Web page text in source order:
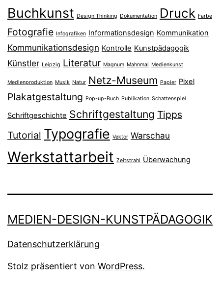
Buchkunst Design Thinking Dokumentation Druck Farbe
Fotografie Infografiken Informationsdesign Kommunikation
Kommunikationsdesign Kontrolle Kunstpädagogik
Künstler Leipzig Literatur Magnum Mahnmal Medienkunst
Medienproduktion Musik Natur Netz-Museum Papier Pixel
Plakatgestaltung Pop-up-Buch Publikation Schattenspiel
Schriftgeschichte Schriftgestaltung Tipps
Tutorial Typografie Vektor Warschau
Werkstattarbeit Zeitstrahl Überwachung
MEDIEN-DESIGN-KUNSTPÄDAGOGIK
Datenschutzerklärung
Stolz präsentiert von WordPress.